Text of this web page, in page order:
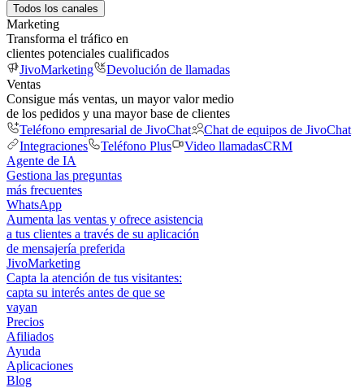
Todos los canales
Marketing
Transforma el tráfico en
clientes potenciales cualificados
JivoMarketing
Devolución de llamadas
Ventas
Consigue más ventas, un mayor valor medio
de los pedidos y una mayor base de clientes
Teléfono empresarial de JivoChat
Chat de equipos de JivoChat
Integraciones
Teléfono Plus Video llamadasCRM
Agente de IA
Gestiona las preguntas
más frecuentes
WhatsApp
Aumenta las ventas y ofrece asistencia
a tus clientes a través de su aplicación
de mensajería preferida
JivoMarketing
Capta la atención de tus visitantes:
capta su interés antes de que se
vayan
Precios
Afiliados
Ayuda
Aplicaciones
Blog